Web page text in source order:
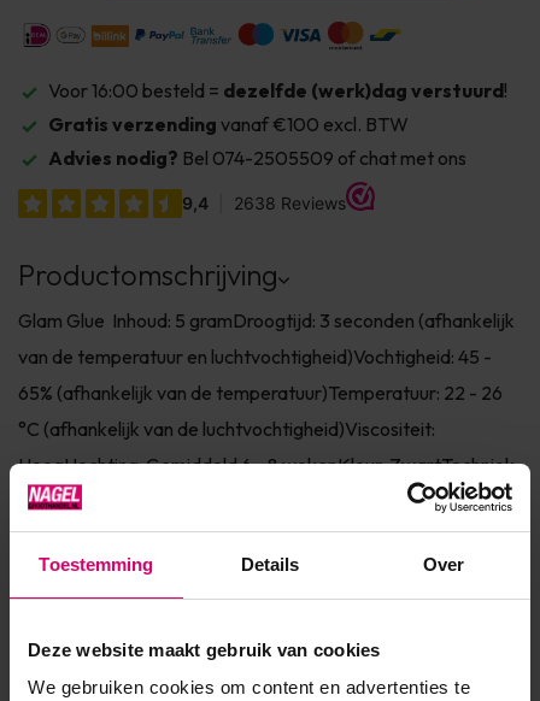
Toestemming Details Over
Deze website maakt gebruik van cookies
We gebruiken cookies om content en advertenties te
Voor 16:00 besteld = dezelfde (werk)dag verstuurd!
Gratis verzending vanaf €100 excl. BTW
Advies nodig? Bel 074-2505509 of chat met ons
Productomschrijving
Glam Glue Inhoud: 5 gramDroogtijd: 3 seconden (afhankelijk
van de temperatuur en luchtvochtigheid)Vochtigheid: 45 -
65% (afhankelijk van de temperatuur)Temperatuur: 22 - 26
°C (afhankelijk van de luchtvochtigheid)Viscositeit:
HoogHechting: Gemiddeld 6 - 8 wekenKleur: ZwartTechniek:
One by One / Volume Houdbaarheid: na openen 3 maanden
houdbaar...
Product specificaties